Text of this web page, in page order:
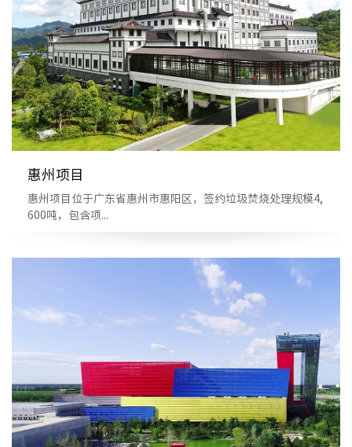
惠州项目
惠州项目位于广东省惠州市惠阳区，签约垃圾焚烧处理规模4,
600吨，包含项...